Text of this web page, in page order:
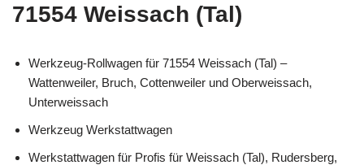
71554 Weissach (Tal)
Werkzeug-Rollwagen für 71554 Weissach (Tal) –
Wattenweiler, Bruch, Cottenweiler und Oberweissach,
Unterweissach
Werkzeug Werkstattwagen
Werkstattwagen für Profis für Weissach (Tal), Rudersberg,